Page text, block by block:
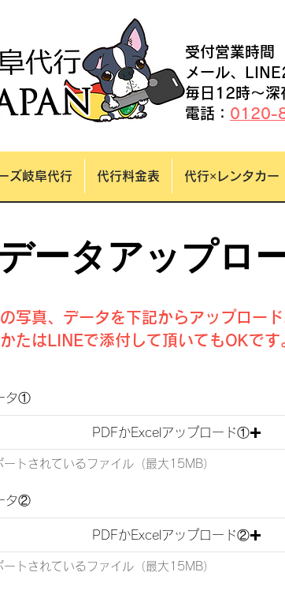
受付営業時間
メール、
毎日12時～深
​​電話： 0120-
ズ岐阜代行 代行料金表 代行×レンタカー
ータアップロ
写真、データを下記からアップロード
たはLINEで添付して頂いてもOKです
タ①
PDFかExcelアップロード①
ートされているファイル（最大15MB）
タ②
PDFかExcelアップロード②
ートされているファイル（最大15MB）